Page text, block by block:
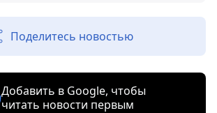
Поделитесь новостью
Добавить в Google, чтобы
читать новости первым